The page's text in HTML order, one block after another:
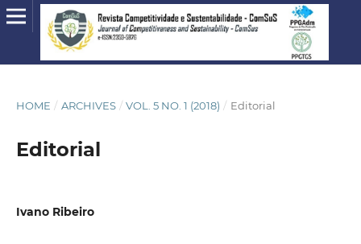
HOME / ARCHIVES / VOL. 5 NO. 1 (2018) / Editorial
Editorial
Ivano Ribeiro